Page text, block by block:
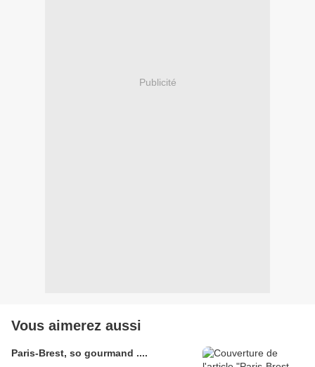
Publicité
Vous aimerez aussi
Paris-Brest, so gourmand ....